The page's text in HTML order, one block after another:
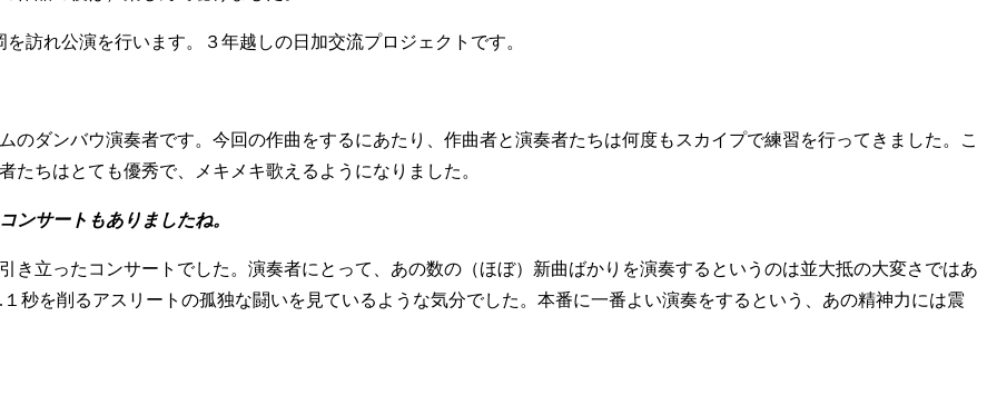
訪れ公演を行います。３年越しの日加交流プロジェクトです。
ダンバウ演奏者です。今回の作曲をするにあたり、作曲者と演奏者たちは何度もスカイプで練習を行ってきました。こ
ちはとても優秀で、メキメキ歌えるようになりました。
ンサートもありましたね。
立ったコンサートでした。演奏者にとって、あの数の（ほぼ）新曲ばかりを演奏するというのは並大抵の大変さではあ
秒を削るアスリートの孤独な闘いを見ているような気分でした。本番に一番よい演奏をするという、あの精神力には震